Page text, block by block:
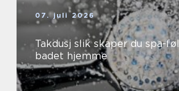
07. juli 2026
Takdusj slik skaper du spa-følelse på
badet hjemme